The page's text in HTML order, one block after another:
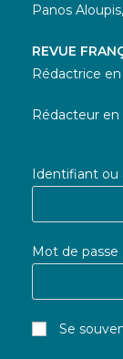
Panos
REVUE
Rédactrice
Rédacteur
Identifiant ou
Mot de passe
Se